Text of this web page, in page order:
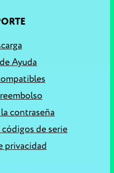
Ayuda
contraseña
de serie
privacidad